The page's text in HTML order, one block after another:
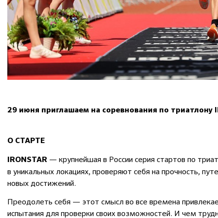
29 июня приглашаем на соревнования по триатлону
О СТАРТЕ
IRONSTAR — крупнейшая в России серия стартов по
в уникальных локациях, проверяют себя на прочность,
новых достижений.
Преодолеть себя — этот смысл во все времена
испытания для проверки своих возможностей. И чем